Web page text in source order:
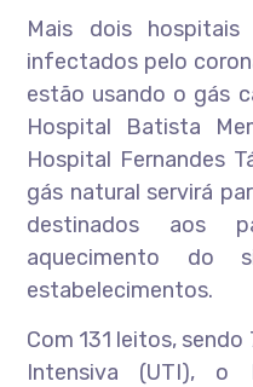
Mais dois
infectados pelo
estão usando o gás
Hospital Batista
Hospital Fernandes
gás natural servirá
destinados aos
aquecimento do
estabelecimentos.
Com 131 leitos,
Intensiva (UTI), o